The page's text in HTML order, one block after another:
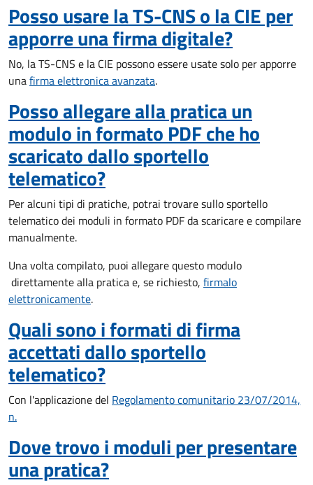
Posso usare la TS-CNS o la CIE per
apporre una firma digitale?
No, la TS-CNS e la CIE possono essere usate solo per apporre
unafirma elettronica avanzata.
Posso allegare alla pratica un
modulo in formato PDF che ho
scaricato dallo sportello
telematico?
Per alcuni tipi di pratiche, potrai trovare sullo sportello
telematico dei moduli in formato PDF da scaricare e compilare
manualmente.
Una volta compilato, puoi allegare questo modulo
direttamente alla pratica e, se richiesto, firmalo
elettronicamente.
Quali sono i formati di firma
accettati dallo sportello
telematico?
Con l'applicazione del Regolamento comunitario 23/07/2014,
n.
Dove trovo i moduli per presentare
una pratica?